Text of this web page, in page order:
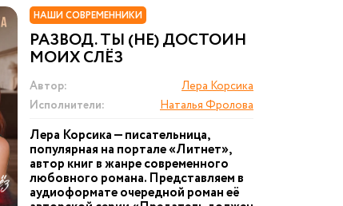
НАШИ СОВРЕМЕННИКИ
РАЗВОД. ТЫ (НЕ) ДОСТОИН
МОИХ СЛЁЗ
Автор:
Лера Корсика
Исполнители:
Наталья Фролова
Лера Корсика — писательница,
популярная на портале «Литнет»,
автор книг в жанре современного
любовного романа. Представляем в
аудиоформате очередной роман её